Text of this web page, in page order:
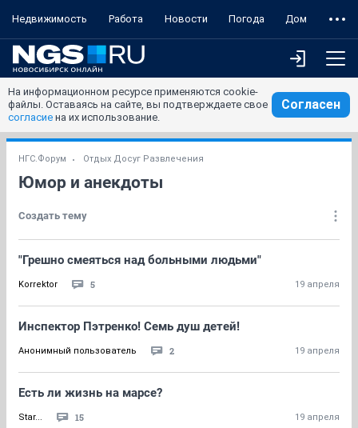
Недвижимость Работа Новости Погода Дом
На информационном ресурсе применяются cookie-
файлы. Оставаясь на сайте, вы подтверждаете свое
согласие на их использование.
Согласен
НГС.Форум Отдых Досуг Развлечения
Юмор и анекдоты
Создать тему
"Грешно смеяться над больными людьми"
Korrektor 5 19 апреля
Инспектор Пэтренко! Семь душ детей!
Анонимный пользователь 2 19 апреля
Есть ли жизнь на марсе?
Star... 15 19 апреля